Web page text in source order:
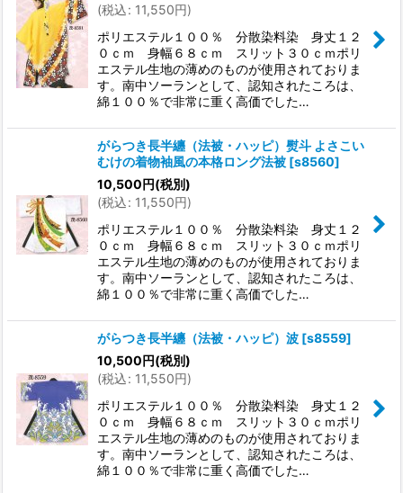
(税込: 11,550円)
ポリエステル１００％ 分散染料染 身丈１２
０ｃｍ 身幅６８ｃｍ スリット３０ｃｍポリ
エステル生地の薄めのものが使用されておりま
す。南中ソーランとして、認知されたころは、
綿１００％で非常に重く高価でした…
がらつき長半纏（法被・ハッピ）熨斗 よさこい
むけの着物袖風の本格ロング法被 [s8560]
10,500円(税別)
(税込: 11,550円)
ポリエステル１００％ 分散染料染 身丈１２
０ｃｍ 身幅６８ｃｍ スリット３０ｃｍポリ
エステル生地の薄めのものが使用されておりま
す。南中ソーランとして、認知されたころは、
綿１００％で非常に重く高価でした…
がらつき長半纏（法被・ハッピ）波 [s8559]
10,500円(税別)
(税込: 11,550円)
ポリエステル１００％ 分散染料染 身丈１２
０ｃｍ 身幅６８ｃｍ スリット３０ｃｍポリ
エステル生地の薄めのものが使用されておりま
す。南中ソーランとして、認知されたころは、
綿１００％で非常に重く高価でした…